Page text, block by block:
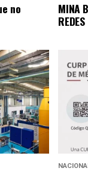
no
MINA
REDES